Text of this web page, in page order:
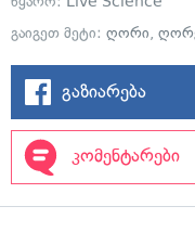
გაიგეთ მეტი: ღორი,
გაზიარება
კომენტარები